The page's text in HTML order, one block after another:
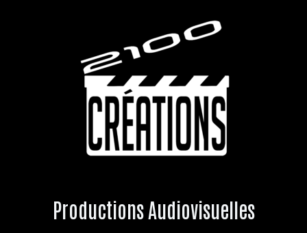
Productions Audiovisuelles